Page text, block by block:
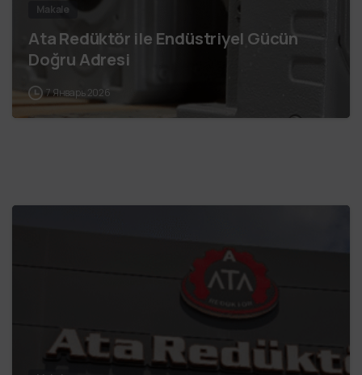
Makale
Ata Redüktör ile Endüstriyel Gücün
Doğru Adresi
7 Январь 2026